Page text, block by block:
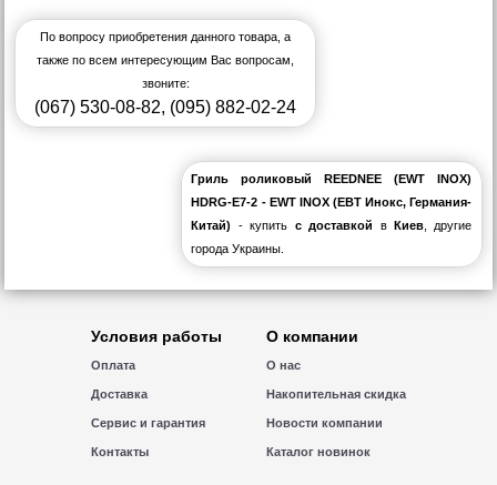
По вопросу приобретения данного товара, а
также по всем интересующим Вас вопросам,
звоните:
(067) 530-08-82, (095) 882-02-24
Гриль роликовый REEDNEE (EWT INOX)
HDRG-E7-2 - EWT INOX (EВT Инокс, Германия-
Китай) - купить с доставкой в Киев, другие
города Украины.
Условия работы
Оплата
Доставка
Сервис и гарантия
Контакты
О компании
О нас
Накопительная скидка
Новости компании
Каталог новинок